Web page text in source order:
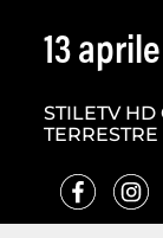
13
STILETV
TERRESTRE